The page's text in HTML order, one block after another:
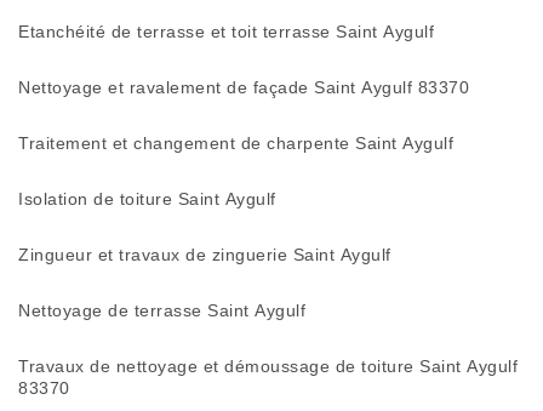
Etanchéité de terrasse et toit terrasse Saint Aygulf
Nettoyage et ravalement de façade Saint Aygulf 83370
Traitement et changement de charpente Saint Aygulf
Isolation de toiture Saint Aygulf
Zingueur et travaux de zinguerie Saint Aygulf
Nettoyage de terrasse Saint Aygulf
Travaux de nettoyage et démoussage de toiture Saint Aygulf
83370